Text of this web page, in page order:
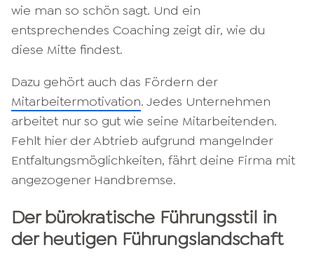
wie man so schön sagt. Und ein
entsprechendes Coaching zeigt dir, wie du
diese Mitte findest.
Dazu gehört auch das Fördern der
Mitarbeitermotivation. Jedes Unternehmen
arbeitet nur so gut wie seine Mitarbeitenden.
Fehlt hier der Abtrieb aufgrund mangelnder
Entfaltungsmöglichkeiten, fährt deine Firma mit
angezogener Handbremse.
Der bürokratische Führungsstil in
der heutigen Führungslandschaft